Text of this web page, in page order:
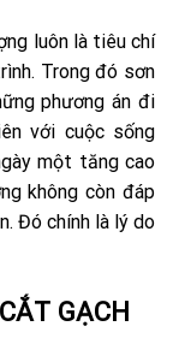
luôn là tiêu chí
Trong đó sơn
phương án đi
với cuộc sống
một tăng cao
không còn đáp
Đó chính là lý do
GẠCH